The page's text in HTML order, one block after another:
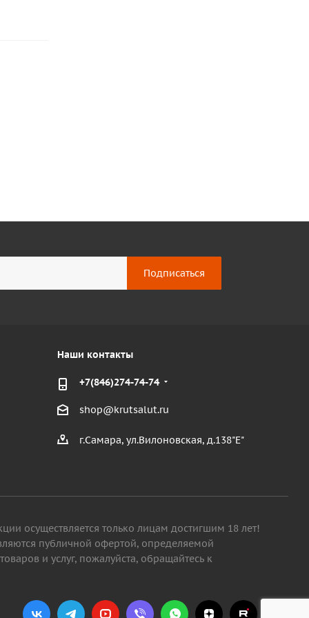
Наши контакты
+7(846)274-74-74
shop@krutsalut.ru
г.Самара, ул.Вилоновская, д.138"Е"
осуществляется только лицам достигшим 18 лет!
публичной офертой, определяемой
и услуг, пожалуйста, обращайтесь к